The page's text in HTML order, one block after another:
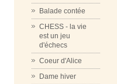
Balade contée
CHESS - la vie
est un jeu
d'échecs
Coeur d'Alice
Dame hiver